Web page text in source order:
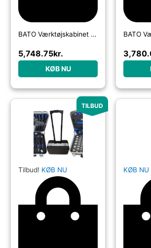
BATO Værktøjskabinet 4 skuffer mini uden hjul. Blå.
5,748.75kr.
KØB NU
TILBUD
Tilbud! KØB NU KØB NU